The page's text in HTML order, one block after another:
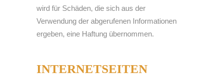
wird für Schäden, die sich aus der
Verwendung der abgerufenen Informationen
ergeben, eine Haftung übernommen.
INTERNETSEITEN